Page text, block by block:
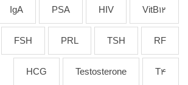
VitB12
HIV
PSA
IgA
RF
TSH
PRL
FSH
T4
Testosterone
HCG